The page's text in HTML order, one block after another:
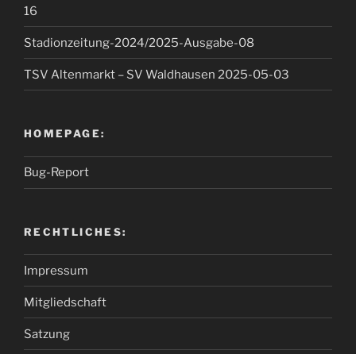
16
Stadionzeitung-2024/2025-Ausgabe-08
TSV Altenmarkt – SV Waldhausen 2025-05-03
HOMEPAGE:
Bug-Report
RECHTLICHES:
Impressum
Mitgliedschaft
Satzung